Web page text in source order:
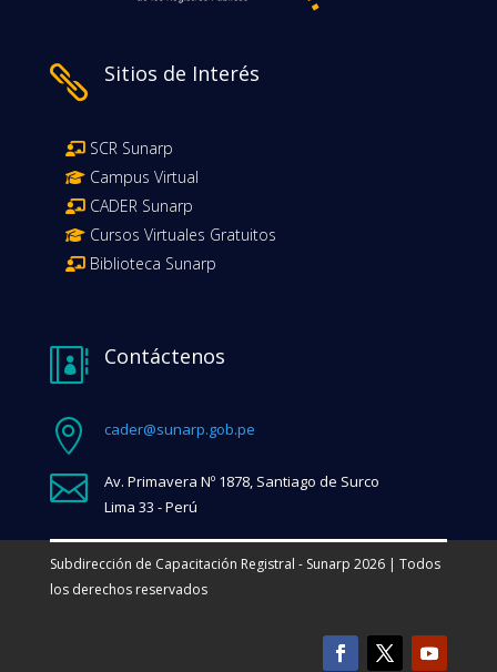
 Sitios de Interés
SCR Sunarp
Campus Virtual
CADER Sunarp
Cursos Virtuales Gratuitos
Biblioteca Sunarp
 Contáctenos
 cader@sunarp.gob.pe

Av. Primavera Nº 1878, Santiago de Surco
Lima 33 - Perú
Subdirección de Capacitación Registral - Sunarp 2026 | Todos
los derechos reservados